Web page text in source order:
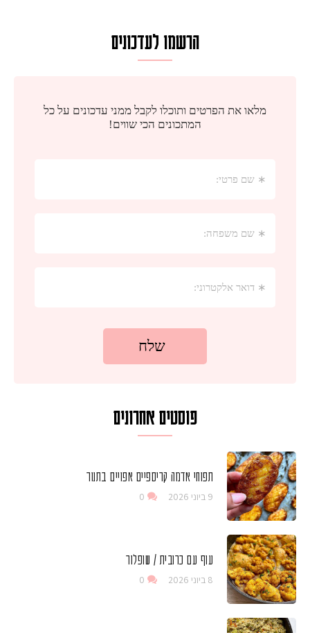
הרשמו לעדכונים
פוסטים אחרונים
תפוחי אדמה קריספיים אפויים בתנור
9 ביוני 2026 0
עוף עם כרובית / שופלור
8 ביוני 2026 0